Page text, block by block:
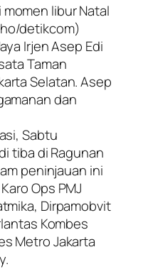
libur Natal
detikcom)
Irjen Asep Edi
Taman
Selatan. Asep
dan
Sabtu
tiba di Ragunan
peninjauan ini
Ops PMJ
Dirpamobvit
Kombes
Metro Jakarta